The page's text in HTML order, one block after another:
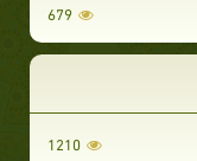
679
1210